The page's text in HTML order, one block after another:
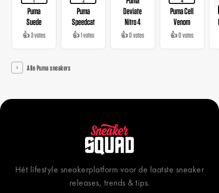
Puma
Suede
👍 3 votes
Puma
Speedcat
👍 1 votes
Deviate
Nitro 4
👍 0 votes
Puma Cell
Venom
👍 0 votes
Alle Puma sneakers
Hét lifestyle sneakerplatform voor de laatste sneaker
releases, trends & tips.